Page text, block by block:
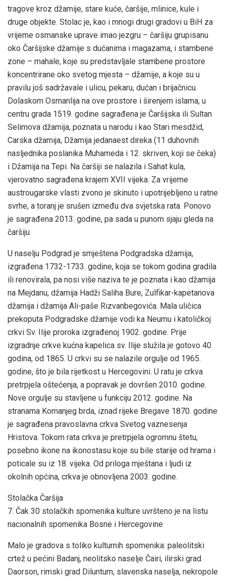
tragove kroz džamije, stare kuće, čaršije, mlinice, kule i
druge objekte. Stolac je, kao i mnogi drugi gradovi u BiH za
vrijeme osmanske uprave imao jezgru – čaršiju grupisanu
oko Čaršijske džamije s dućanima i magazama, i stambene
zone – mahale, koje su predstavljale stambene prostore
koncentrirane oko svetog mjesta – džamije, a koje su u
pravilu još sadržavale i ulicu, pekaru, dućan i brijačnicu.
Dolaskom Osmanlija na ove prostore i širenjem islama, u
centru grada 1519. godine sagrađena je Čaršijska ili Sultan
Selimova džamija, poznata u narodu i kao Stari mesdžid,
Carska džamija, Džamija jedanaest direka (11 duhovnih
nasljednika poslanika Muhameda i 12. skriven, koji se čeka)
i Džamija na Tepi. Na čaršiji se nalazila i Sahat kula,
vjerovatno sagrađena krajem XVII vijeka. Za vrijeme
austrougarske vlasti zvono je skinuto i upotrijebljeno u ratne
svrhe, a toranj je srušen između dva svjetska rata. Ponovo
je sagrađena 2013. godine, pa sada u punom sjaju gleda na
čaršiju.
U naselju Podgrad je smještena Podgradska džamija,
izgrađena 1732-1733. godine, koja se tokom godina gradila
ili renovirala, pa nosi više naziva te je poznata i kao džamija
na Mejdanu, džamija Hadži Saliha Bure, Zulfikar-kapetanova
džamija i džamija Ali-paše Rizvanbegovića. Mala uličica
prekoputa Podgradske džamije vodi ka Neumu i katoličkoj
crkvi Sv. Ilije proroka izgrađenoj 1902. godine. Prije
izgradnje crkve kućna kapelica sv. Ilije služila je gotovo 40
godina, od 1865. U crkvi su se nalazile orgulje od 1965.
godine, što je bila rijetkost u Hercegovini. U ratu je crkva
pretrpjela oštećenja, a popravak je dovršen 2010. godine.
Nove orgulje su stavljene u funkciju 2012. godine. Na
stranama Komanjeg brda, iznad rijeke Bregave 1870. godine
je sagrađena pravoslavna crkva Svetog vaznesenja
Hristova. Tokom rata crkva je pretrpjela ogromnu štetu,
posebno ikone na ikonostasu koje su bile starije od hrama i
poticale su iz 18. vijeka. Od priloga mještana i ljudi iz
okolnih općina, crkva je obnovljena 2003. godine.
Stolačka Čaršija
7. Čak 30 stolačkih spomenika kulture uvršteno je na listu
nacionalnih spomenika Bosne i Hercegovine
Malo je gradova s toliko kulturnih spomenika: paleolitski
crtež u pećini Badanj, neolitsko naselje Čairi, ilirski grad
Daorson, rimski grad Diluntum, slavenska naselja, nekropole